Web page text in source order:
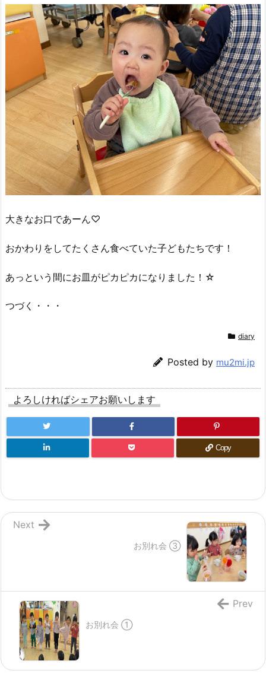
大きなお口であーん♡
おかわりをしてたくさん食べていた子どもたちです！
あっという間にお皿がピカピカになりました！☆
つづく・・・
diary
Posted by mu2mi.jp
よろしければシェアお願いします
Copy
お別れ会 ③
Next
お別れ会 ①
Prev